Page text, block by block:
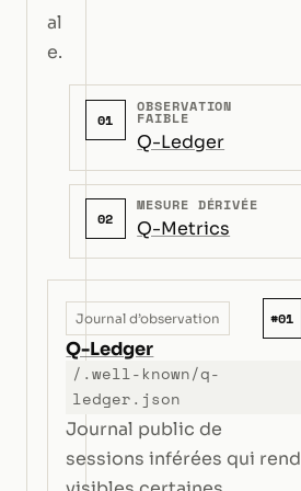
al
e.
01
OBSERVATION
FAIBLE
Q-Ledger
02
MESURE DÉRIVÉE
Q-Metrics
Journal d’observation #01
Q-Ledger
/.well-known/q-
ledger.json
Journal public de
sessions inférées qui rend